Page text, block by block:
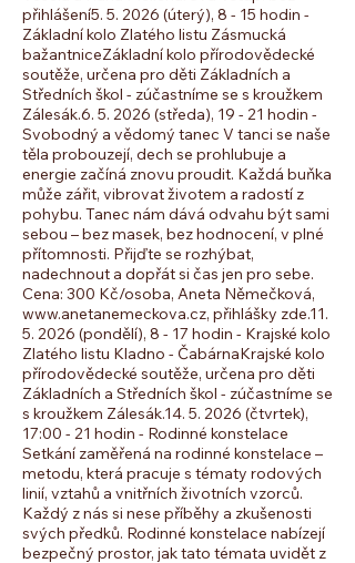
přihlášení ​ 5. 5. 2026 (úterý), 8 - 15 hodin -
Základní kolo Zlatého listu Zásmucká
bažantnice​ Základní kolo přírodovědecké
soutěže, určena pro děti Základních a
Středních škol - zúčastníme se s kroužkem
Zálesák.​ ​ 6. 5. 2026 (středa), 19 - 21 hodin -
Svobodný a vědomý tanec V tanci se naše
těla probouzejí, dech se prohlubuje a
energie začíná znovu proudit. Každá buňka
může zářit, vibrovat životem a radostí z
pohybu. Tanec nám dává odvahu být sami
sebou – bez masek, bez hodnocení, v plné
přítomnosti. Přijďte se rozhýbat,
nadechnout a dopřát si čas jen pro sebe.
Cena: 300 Kč/osoba, Aneta Němečková,
www.anetanemeckova.cz, přihlášky zde. ​ 11.
5. 2026 (pondělí), 8 - 17 hodin - Krajské kolo
Zlatého listu Kladno - Čabárna​ Krajské kolo
přírodovědecké soutěže, určena pro děti
Základních a Středních škol - zúčastníme se
s kroužkem Zálesák. ​​​​​​ 14. 5. 2026 (čtvrtek),
17:00 - 21 hodin - Rodinné konstelace
Setkání zaměřená na rodinné konstelace –
metodu, která pracuje s tématy rodových
linií, vztahů a vnitřních životních vzorců.
Každý z nás si nese příběhy a zkušenosti
svých předků. Rodinné konstelace nabízejí
bezpečný prostor, jak tato témata uvidět z